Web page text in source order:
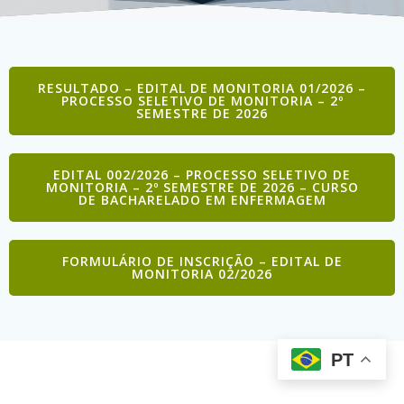
RESULTADO – EDITAL DE MONITORIA 01/2026 –
PROCESSO SELETIVO DE MONITORIA – 2º
SEMESTRE DE 2026
EDITAL 002/2026 – PROCESSO SELETIVO DE
MONITORIA – 2º SEMESTRE DE 2026 – CURSO
DE BACHARELADO EM ENFERMAGEM
FORMULÁRIO DE INSCRIÇÃO – EDITAL DE
MONITORIA 02/2026
PT